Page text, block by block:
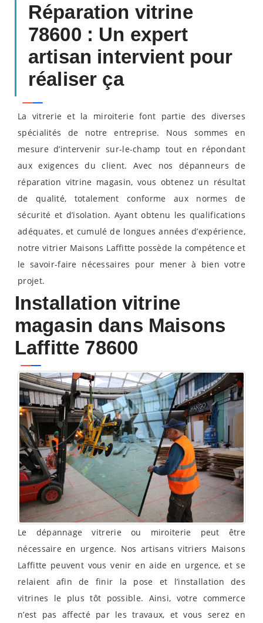
Réparation vitrine
78600 : Un expert
artisan intervient pour
réaliser ça
La vitrerie et la miroiterie font partie des diverses
spécialités de notre entreprise. Nous sommes en
mesure d’intervenir sur-le-champ tout en répondant
aux exigences du client. Avec nos dépanneurs de
réparation vitrine magasin, vous obtenez un résultat
de qualité, totalement conforme aux normes de
sécurité et d’isolation. Ayant obtenu les qualifications
adéquates, et cumulé de longues années d’expérience,
notre vitrier Maisons Laffitte possède la compétence et
le savoir-faire nécessaires pour mener à bien votre
projet.
Installation vitrine
magasin dans Maisons
Laffitte 78600
Le dépannage vitrerie ou miroiterie peut être
nécessaire en urgence. Nos artisans vitriers Maisons
Laffitte peuvent vous venir en aide en urgence, et se
relaient afin de finir la pose et l’installation des
vitrines le plus tôt possible. Ainsi, votre commerce
n’est pas affecté par les travaux, et vous serez en